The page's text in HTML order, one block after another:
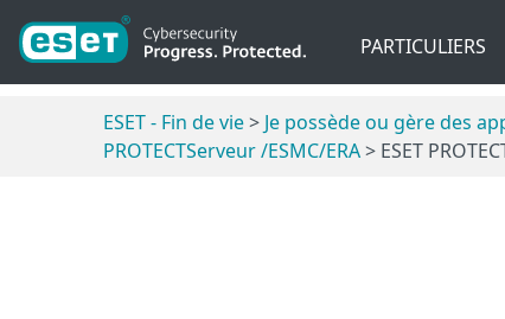
PARTICULIERS
ESET - Fin de vie> Je possède ou gère des
PROTECTServeur /ESMC/ERA> ESET